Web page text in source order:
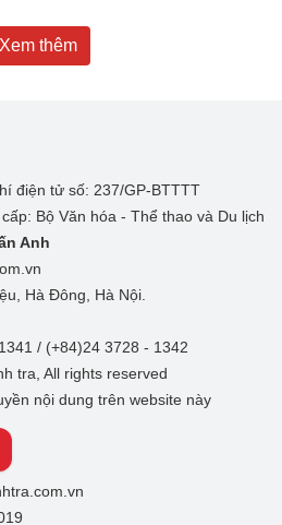
Xem thêm
điện tử số: 237/GP-BTTTT
Bộ Văn hóa - Thể thao và Du lịch
Anh
Hà Đông, Hà Nội.
/ (+84)24 3728 - 1342
tra, All rights reserved
nội dung trên website này